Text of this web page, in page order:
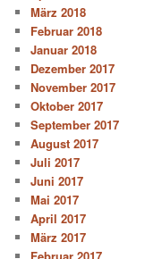
März 2018
Februar 2018
Januar 2018
Dezember 2017
November 2017
Oktober 2017
September 2017
August 2017
Juli 2017
Juni 2017
Mai 2017
April 2017
März 2017
Februar 2017